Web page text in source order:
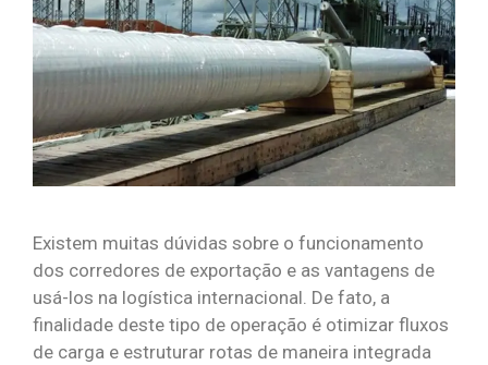
Existem muitas dúvidas sobre o funcionamento
dos corredores de exportação e as vantagens de
usá-los na logística internacional. De fato, a
finalidade deste tipo de operação é otimizar fluxos
de carga e estruturar rotas de maneira integrada